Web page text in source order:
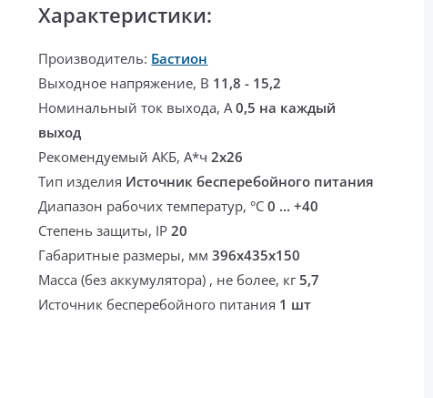
Характеристики:
Производитель: Бастион
Выходное напряжение, В 11,8 - 15,2
Номинальный ток выхода, А0,5 на каждый
выход
Рекомендуемый АКБ, А*ч2x26
Тип изделия Источник бесперебойного питания
Диапазон рабочих температур, °С0 ... +40
Степень защиты, IP20
Габаритные размеры, мм396х435х150
Масса (без аккумулятора) , не более, кг5,7
Источник бесперебойного питания 1 шт